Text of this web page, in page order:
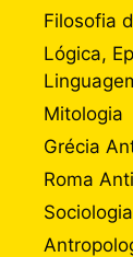
Filosofia
Lógica,
Mitologia
Grécia
Roma
Sociologia